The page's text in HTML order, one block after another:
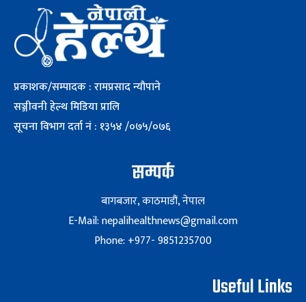
प्रकाशक/सम्पादक : रामप्रसाद न्यौपाने
सञ्जीवनी हेल्थ मिडिया प्रालि
सूचना विभाग दर्ता नं : १३५४ /०७५/०७६
सम्पर्क
बागबजार, काठमाडौं, नेपाल
E-Mail: nepalihealthnews@gmail.com
Phone: +977- 9851235700
Useful Links